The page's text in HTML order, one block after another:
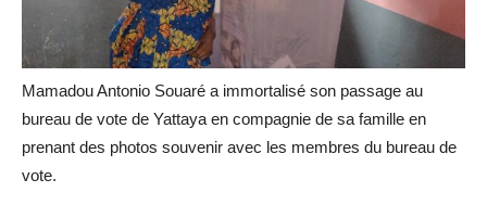
Mamadou Antonio Souaré a immortalisé son passage au
bureau de vote de Yattaya en compagnie de sa famille en
prenant des photos souvenir avec les membres du bureau de
vote.